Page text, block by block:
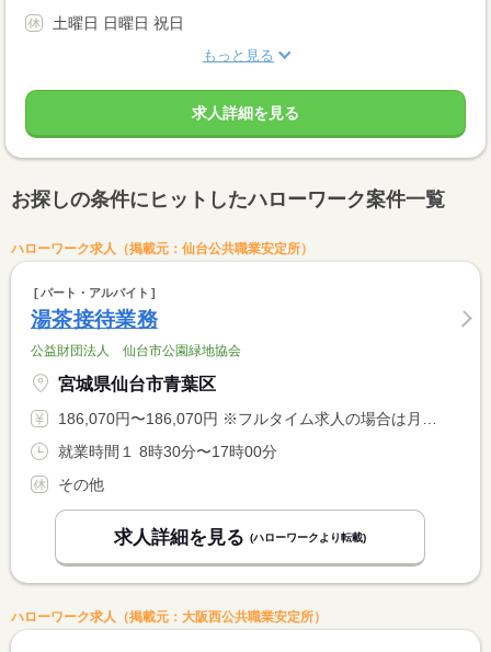
土曜日 日曜日 祝日
もっと見る
求人詳細を見る
お探しの条件にヒットしたハローワーク案件一覧
ハローワーク求人（掲載元：仙台公共職業安定所）
パート・アルバイト
湯茶接待業務
公益財団法人 仙台市公園緑地協会
宮城県仙台市青葉区
186,070円〜186,070円 ※フルタイム求人の場合は月額（換算額）、パート求人の場合は時間額を表示しています。
就業時間１ 8時30分〜17時00分
その他
求人詳細を見る (ハローワークより転載)
ハローワーク求人（掲載元：大阪西公共職業安定所）